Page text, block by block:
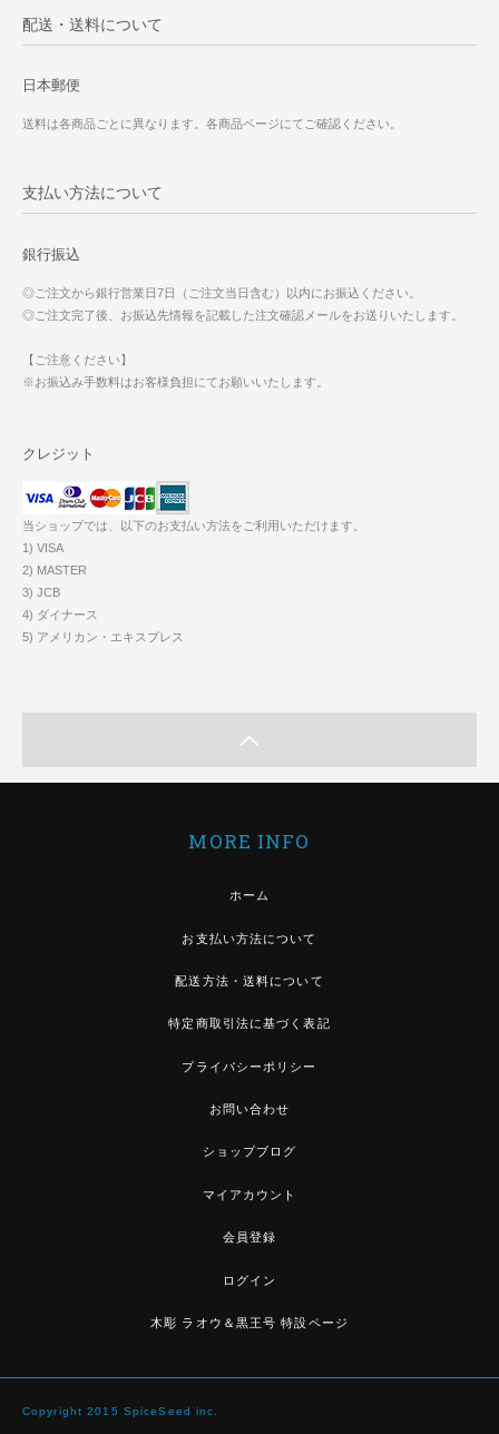
配送・送料について
日本郵便
送料は各商品ごとに異なります。各商品ページにてご確認ください。
支払い方法について
銀行振込
◎ご注文から銀行営業日7日（ご注文当日含む）以内にお振込ください。
◎ご注文完了後、お振込先情報を記載した注文確認メールをお送りいたします。
【ご注意ください】
※お振込み手数料はお客様負担にてお願いいたします。
クレジット
当ショップでは、以下のお支払い方法をご利用いただけます。
1) VISA
2) MASTER
3) JCB
4) ダイナース
5) アメリカン・エキスプレス
MORE INFO
ホーム
お支払い方法について
配送方法・送料について
特定商取引法に基づく表記
プライバシーポリシー
お問い合わせ
ショップブログ
マイアカウント
会員登録
ログイン
木彫 ラオウ＆黒王号 特設ページ
Copyright 2015 SpiceSeed inc.